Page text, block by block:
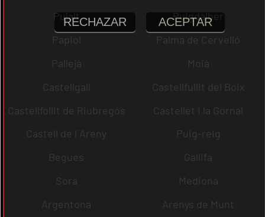
Pujalt
Puigdàlber
Papiol
Palma de Cervelló
Pallejà
Moià
Castellgalí
Castellfullit del Boix
Castellfollit de Riubregós
Castellet i la Gornal
Castell de l´Areny
Puig-reig
Begues
Gallifa
Sora
Mediona
Argentona
Arenys de Munt
RECHAZAR ACEPTAR